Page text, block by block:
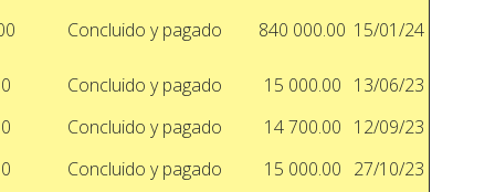
Concluido y pagado 840 000.00 15/01/24
Concluido y pagado 15 000.00 13/06/23
Concluido y pagado 14 700.00 12/09/23
Concluido y pagado 15 000.00 27/10/23